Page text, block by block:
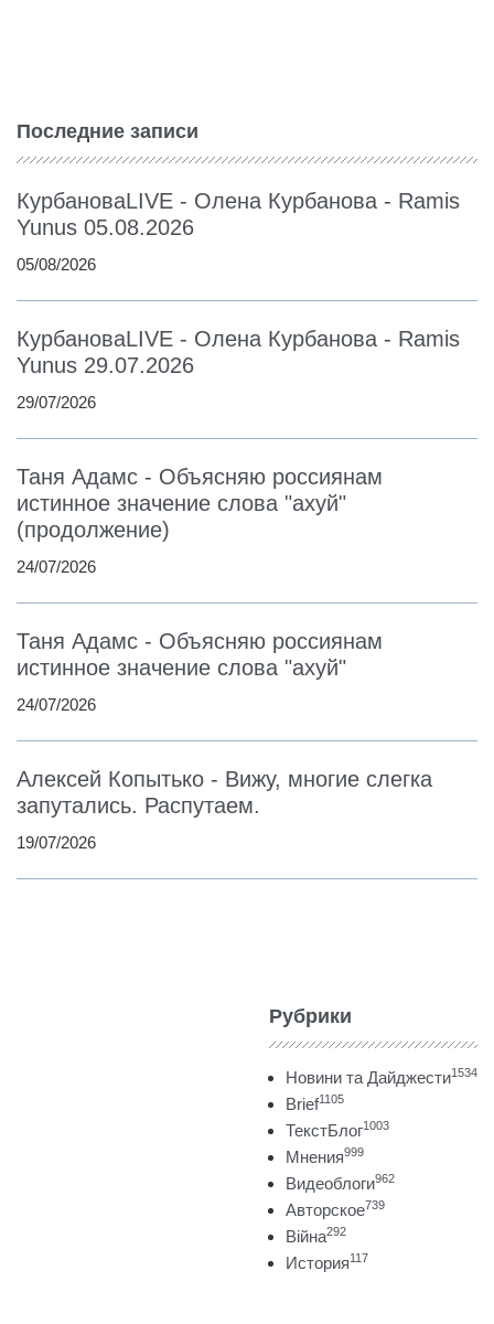
Последние записи
КурбановаLIVE - Олена Курбанова - Ramis
Yunus 05.08.2026
05/08/2026
КурбановаLIVE - Олена Курбанова - Ramis
Yunus 29.07.2026
29/07/2026
Таня Адамс - Объясняю россиянам
истинное значение слова "ахуй"
(продолжение)
24/07/2026
Таня Адамс - Объясняю россиянам
истинное значение слова "ахуй"
24/07/2026
Алексей Копытько - Вижу, многие слегка
запутались. Распутаем.
19/07/2026
Рубрики
Новини та Дайджести1534
Brief1105
ТекстБлог1003
Мнения999
Видеоблоги962
Авторское739
Війна292
История117